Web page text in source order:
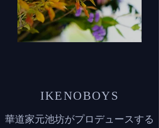
IKENOBOYS
華道家元池坊がプロデュースする